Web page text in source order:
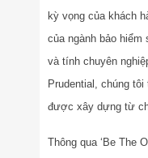
kỳ vọng của khách
của ngành bảo
và tính chuyên
Prudential, chúng
được xây dựng từ
Thông qua ‘Be The